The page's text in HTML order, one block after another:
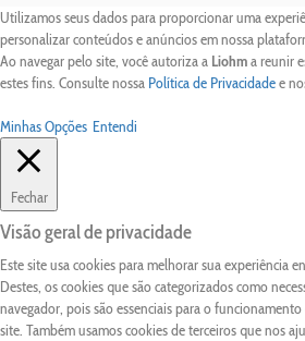
Utilizamos seus dados para proporcionar uma
personalizar conteúdos e anúncios em nossa
Ao navegar pelo site, você autoriza a Liohma reunir
estes fins. Consulte nossa Política de Privacidadee
Minhas Opções Entendi
Fechar
Visão geral de privacidade
Este site usa cookies para melhorar sua experiência
Destes, os cookies que são categorizados como
navegador, pois são essenciais para o
site. Também usamos cookies de terceiros que nos